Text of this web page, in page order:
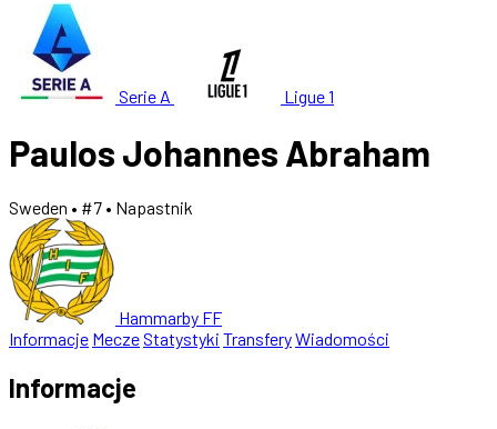
Serie A Ligue 1
Paulos Johannes Abraham
Sweden • #7 • Napastnik
Hammarby FF
Informacje MeczeStatystyki TransferyWiadomości
Informacje